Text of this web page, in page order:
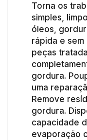
Torna os
simples,
óleos,
rápida e
peças
gordura.
uma
Remove
gordura.
capacidade
evaporação